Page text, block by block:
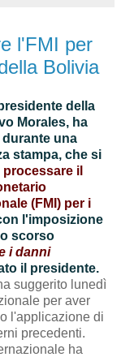
l'FMI per
Bolivia
della
Morales, ha
una
stampa, che si
processare il
(FMI) per i
l'imposizione
scorso
i danni
il presidente.
suggerito lunedì
per aver
l'applicazione di
precedenti.
ha